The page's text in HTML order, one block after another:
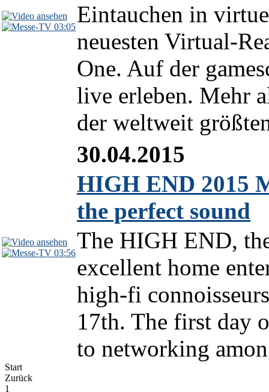
03:05Eintauchen in
neuesten Virtual-
One. Auf der
live erleben. Mehr
der weltweit
03:56
30.04.2015
HIGH END 2015
the perfect sound
The HIGH END,
excellent home
high-fi
17th. The first day
to networking
Start
Zurück
1